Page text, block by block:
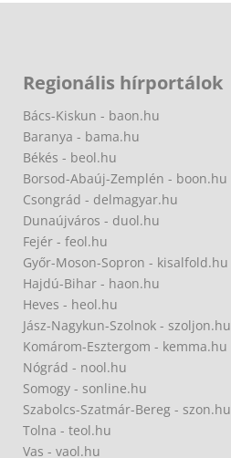
Regionális hírportálok
Bács-Kiskun - baon.hu
Baranya - bama.hu
Békés - beol.hu
Borsod-Abaúj-Zemplén - boon.hu
Csongrád - delmagyar.hu
Dunaújváros - duol.hu
Fejér - feol.hu
Győr-Moson-Sopron - kisalfold.hu
Hajdú-Bihar - haon.hu
Heves - heol.hu
Jász-Nagykun-Szolnok - szoljon.hu
Komárom-Esztergom - kemma.hu
Nógrád - nool.hu
Somogy - sonline.hu
Szabolcs-Szatmár-Bereg - szon.hu
Tolna - teol.hu
Vas - vaol.hu